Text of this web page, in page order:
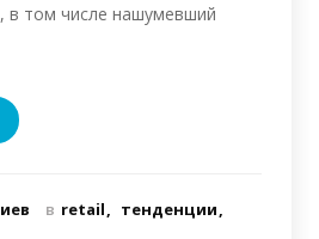
в том числе нашумевший
в retail
тенденции